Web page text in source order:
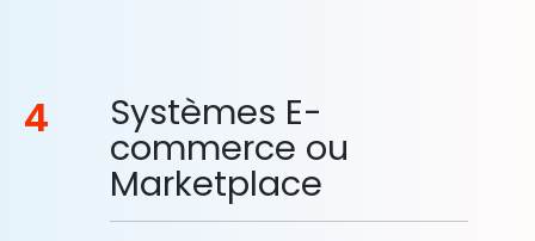
4 Systèmes E-
commerce ou
Marketplace